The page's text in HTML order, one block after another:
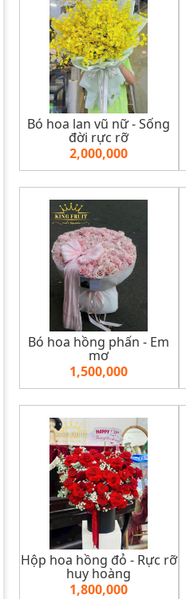
Bó hoa lan vũ nữ - Sống
đời rực rỡ
2,000,000
Bó hoa hồng phấn - Em
mơ
1,500,000
Hộp hoa hồng đỏ - Rực rỡ
huy hoàng
1,800,000